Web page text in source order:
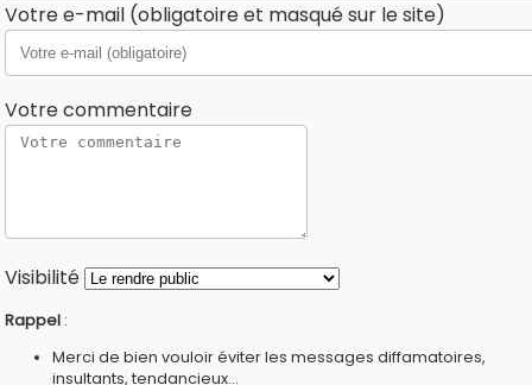
Votre e-mail (obligatoire et masqué sur le site)
Votre commentaire
Visibilité
Rappel :
Merci de bien vouloir éviter les messages diffamatoires,
insultants, tendancieux...